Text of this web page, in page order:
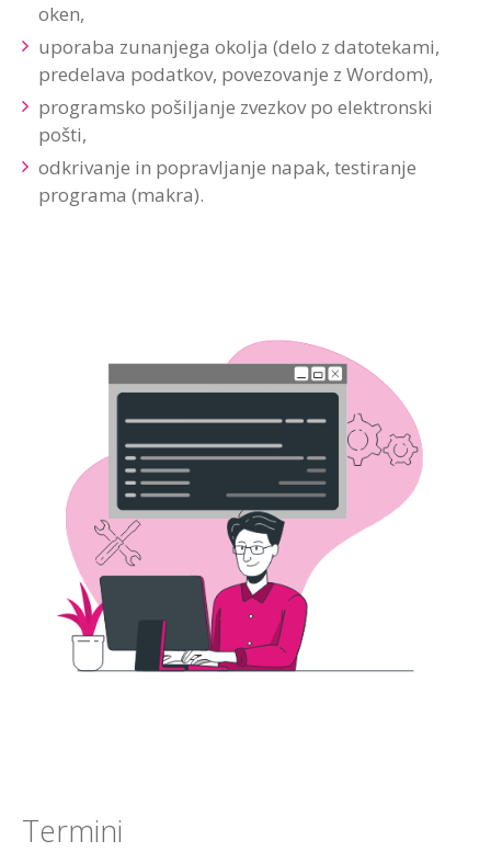
oken,
uporaba zunanjega okolja (delo z datotekami,
predelava podatkov, povezovanje z Wordom),
programsko pošiljanje zvezkov po elektronski
pošti,
odkrivanje in popravljanje napak, testiranje
programa (makra).
Termini